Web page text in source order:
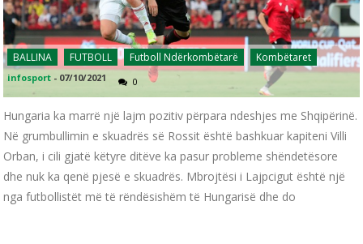
BALLINA FUTBOLL Futboll Ndërkombëtarë Kombëtaret
infosport - 07/10/2021 0
Hungaria ka marrë një lajm pozitiv përpara ndeshjes me Shqipërinë.
Në grumbullimin e skuadrës së Rossit është bashkuar kapiteni Villi
Orban, i cili gjatë këtyre ditëve ka pasur probleme shëndetësore
dhe nuk ka qenë pjesë e skuadrës. Mbrojtësi i Lajpcigut është një
nga futbollistët më të rëndësishëm të Hungarisë dhe do